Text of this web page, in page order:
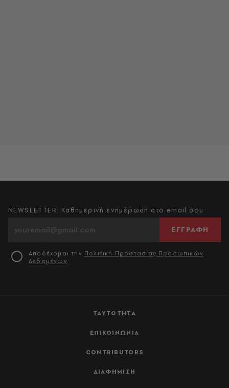
ΤΑΥΤΟΤΗΤΑ
ΕΠΙΚΟΙΝΩΝΙΑ
CONTRIBUTORS
ΔΙΑΦΗΜΙΣΗ
NEWSLETTER: Καθημερινή ενημέρωση στο email σου
ΕΓΓΡΑΦΗ
Αποδέχομαι την Πολιτική Προστασίας Προσωπικών
Δεδομένων